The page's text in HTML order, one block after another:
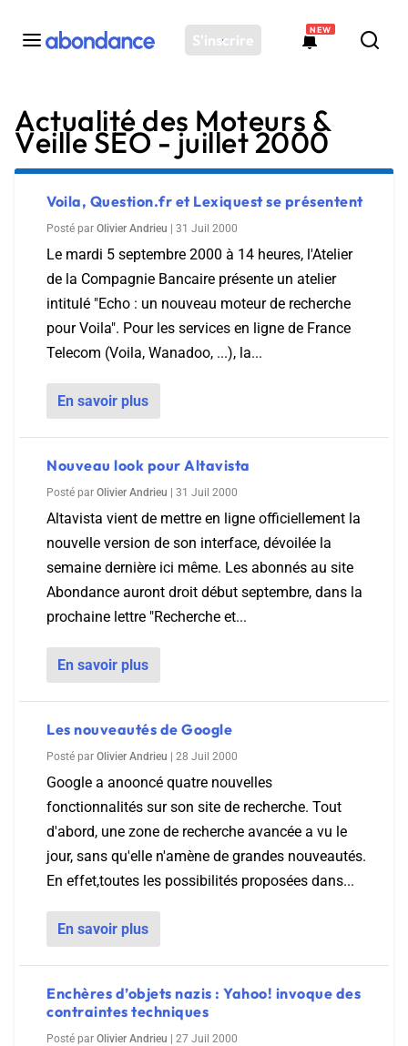
S'inscrire
NEW
Toutes les actus
Actus SEO
Plateforme
Outils
Solutions
Ressources
Audit SEO
Actualité des Moteurs &
Veille SEO - juillet 2000
Voila, Question.fr et Lexiquest se présentent
Posté par Olivier Andrieu 31 Juil 2000
Le mardi 5 septembre 2000 à 14 heures, l'Atelier
de la Compagnie Bancaire présente un atelier
intitulé "Echo : un nouveau moteur de recherche
pour Voila". Pour les services en ligne de France
Telecom (Voila, Wanadoo, ...), la...
En savoir plus
Nouveau look pour Altavista
Posté par Olivier Andrieu 31 Juil 2000
Altavista vient de mettre en ligne officiellement la
nouvelle version de son interface, dévoilée la
semaine dernière ici même. Les abonnés au site
Abondance auront droit début septembre, dans la
prochaine lettre "Recherche et...
En savoir plus
Les nouveautés de Google
Posté par Olivier Andrieu 28 Juil 2000
Google a anooncé quatre nouvelles
fonctionnalités sur son site de recherche. Tout
d'abord, une zone de recherche avancée a vu le
jour, sans qu'elle n'amène de grandes nouveautés.
En effet,toutes les possibilités proposées dans...
En savoir plus
Enchères d’objets nazis : Yahoo! invoque des
contraintes techniques
Posté par Olivier Andrieu 27 Juil 2000